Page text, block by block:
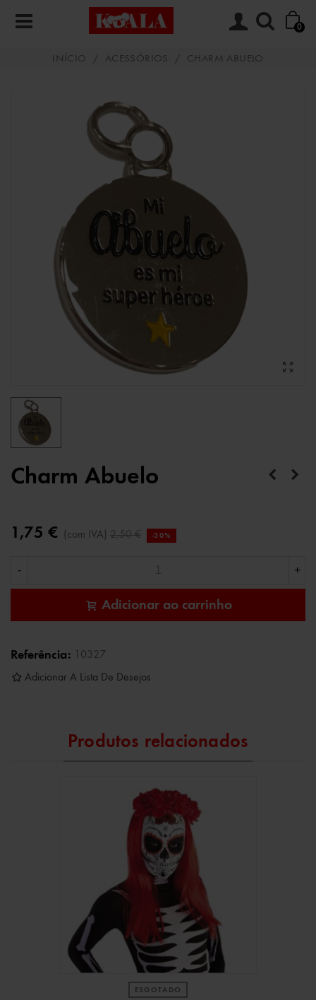
0
INÍCIO / ACESSÓRIOS / CHARM ABUELO
Charm Abuelo
1,75 € (com IVA) 2,50 € -30%
- +
Adicionar ao carrinho
Referência: 10327
Adicionar A Lista De Desejos
Produtos relacionados
ESGOTADO